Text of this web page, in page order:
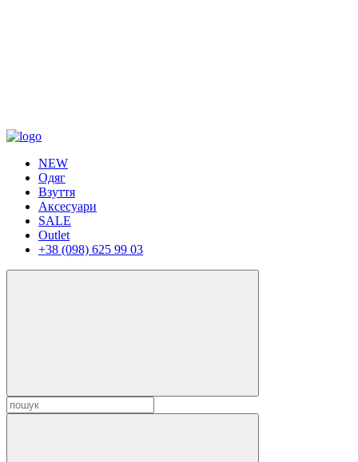
NEW
Одяг
Взуття
Аксесуари
SALE
Outlet
+38 (098) 625 99 03